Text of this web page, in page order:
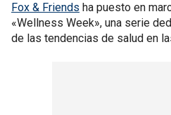
Fox & Friends ha puesto en
«Wellness Week», una serie
de las tendencias de salud en